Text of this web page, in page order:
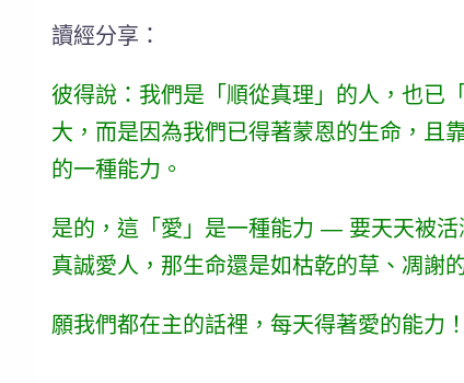
讀經分享：
彼得說：我們是「順從真理」的人，也已
大，而是因為我們已得著蒙恩的生命，且
的一種能力。
是的，這「愛」是一種能力 — 要天天被
真誠愛人，那生命還是如枯乾的草、凋謝
願我們都在主的話裡，每天得著愛的能力！